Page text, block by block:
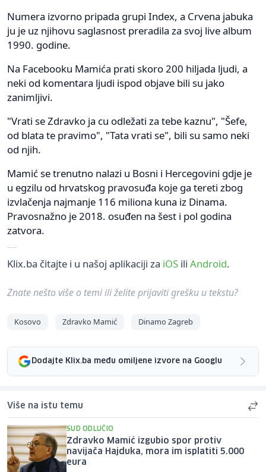
Numera izvorno pripada grupi Index, a Crvena jabuka
ju je uz njihovu saglasnost preradila za svoj live album
1990. godine.
Na Facebooku Mamića prati skoro 200 hiljada ljudi, a
neki od komentara ljudi ispod objave bili su jako
zanimljivi.
"Vrati se Zdravko ja cu odležati za tebe kaznu", "Šefe,
od blata te pravimo", "Tata vrati se", bili su samo neki
od njih.
Mamić se trenutno nalazi u Bosni i Hercegovini gdje je
u egzilu od hrvatskog pravosuđa koje ga tereti zbog
izvlačenja najmanje 116 miliona kuna iz Dinama.
Pravosnažno je 2018. osuđen na šest i pol godina
zatvora.
Klix.ba čitajte i u našoj aplikaciji za iOS ili Android.
Znate nešto više o temi ili želite prijaviti grešku u tekstu?
Kosovo Zdravko Mamić Dinamo Zagreb
Dodajte Klix.ba među omiljene izvore na Googlu
Više na istu temu
SUD ODLUČIO
Zdravko Mamić izgubio spor protiv
navijača Hajduka, mora im isplatiti 5.000
eura